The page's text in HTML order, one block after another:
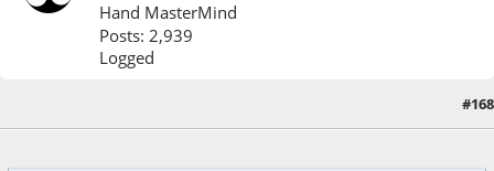
Hand MasterMind
Posts: 2,939
Logged
#168